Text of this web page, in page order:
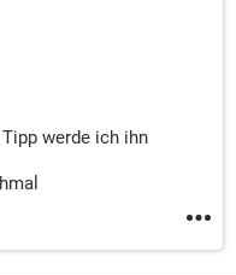
werde ich ihn